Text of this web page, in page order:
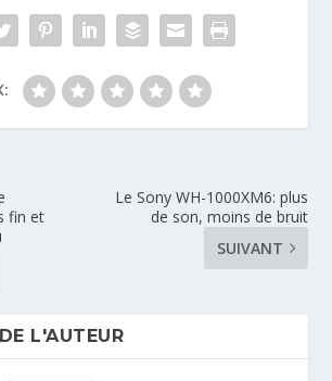
fin et
Le Sony WH-1000XM6: plus
de son, moins de bruit
SUIVANT
L'AUTEUR